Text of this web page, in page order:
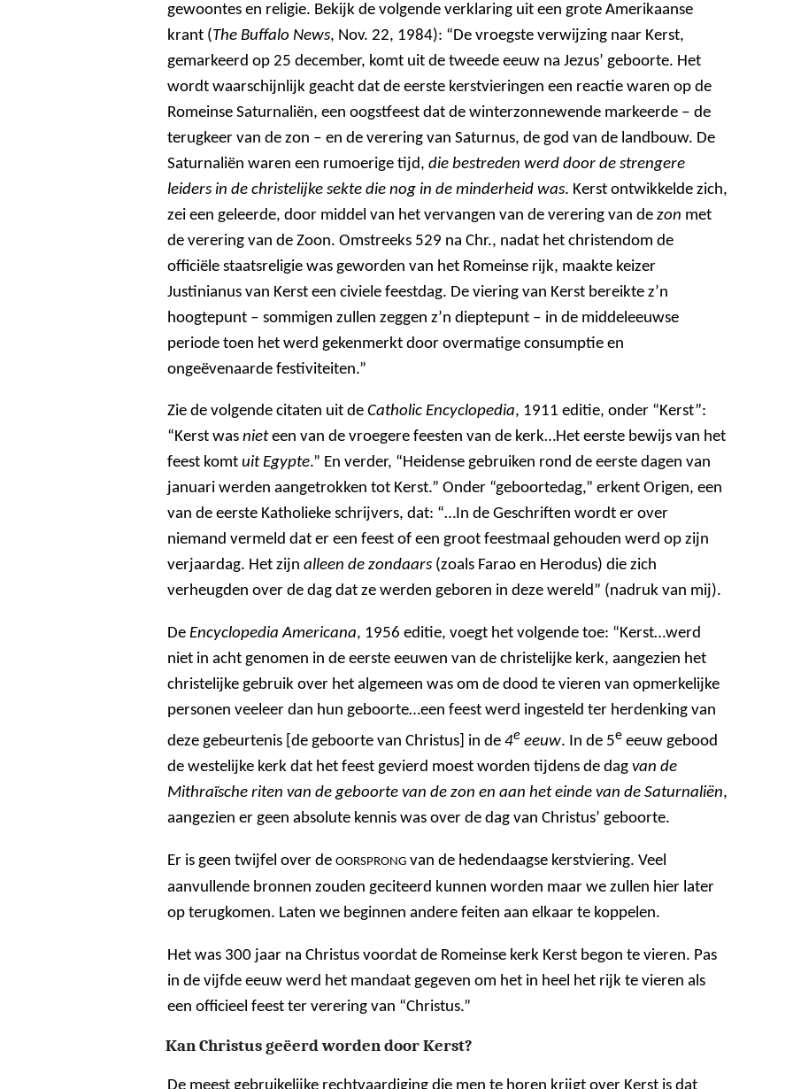
gewoontes en religie. Bekijk de volgende verklaring uit een grote Amerikaanse
krant (The Buffalo News, Nov. 22, 1984): “De vroegste verwijzing naar Kerst,
gemarkeerd op 25 december, komt uit de tweede eeuw na Jezus’ geboorte. Het
wordt waarschijnlijk geacht dat de eerste kerstvieringen een reactie waren op de
Romeinse Saturnaliën, een oogstfeest dat de winterzonnewende markeerde ‒ de
terugkeer van de zon ‒ en de verering van Saturnus, de god van de landbouw. De
Saturnaliën waren een rumoerige tijd,die bestreden werd door de strengere
leiders in de christelijke sekte die nog in de minderheid was. Kerst ontwikkelde zich,
zei een geleerde, door middel van het vervangen van de verering van dezon met
de verering van de Zoon. Omstreeks 529 na Chr., nadat het christendom de
officiële staatsreligie was geworden van het Romeinse rijk, maakte keizer
Justinianus van Kerst een civiele feestdag. De viering van Kerst bereikte z’n
hoogtepunt ‒ sommigen zullen zeggen z’n dieptepunt ‒ in de middeleeuwse
periode toen het werd gekenmerkt door overmatige consumptie en
ongeëvenaarde festiviteiten.”
Zie de volgende citaten uit deCatholic Encyclopedia, 1911 editie, onder “Kerst”:
“Kerst wasnieteen van de vroegere feesten van de kerk…Het eerste bewijs van het
feest komt uit Egypte.” En verder, “Heidense gebruiken rond de eerste dagen van
januari werden aangetrokken tot Kerst.” Onder “geboortedag,” erkent Origen, een
van de eerste Katholieke schrijvers, dat: “…In de Geschriften wordt er over
niemand vermeld dat er een feest of een groot feestmaal gehouden werd op zijn
verjaardag. Het zijnalleen de zondaars (zoals Farao en Herodus) die zich
verheugden over de dag dat ze werden geboren in deze wereld” (nadruk van mij).
DeEncyclopedia Americana, 1956 editie, voegt het volgende toe: “Kerst…werd
niet in acht genomen in de eerste eeuwen van de christelijke kerk, aangezien het
christelijke gebruik over het algemeen was om de dood te vieren van opmerkelijke
personen veeleer dan hun geboorte…een feest werd ingesteld ter herdenking van
deze gebeurtenis [de geboorte van Christus] in de4e eeuw. In de 5e eeuw gebood
de westelijke kerk dat het feest gevierd moest worden tijdens de dagvan de
Mithraïsche riten van de geboorte van de zon en aan het einde van de Saturnaliën,
aangezien er geen absolute kennis was over de dag van Christus’ geboorte.
Er is geen twijfel over deOORSPRONG van de hedendaagse kerstviering. Veel
aanvullende bronnen zouden geciteerd kunnen worden maar we zullen hier later
op terugkomen. Laten we beginnen andere feiten aan elkaar te koppelen.
Het was 300 jaar na Christus voordat de Romeinse kerk Kerst begon te vieren. Pas
in de vijfde eeuw werd het mandaat gegeven om het in heel het rijk te vieren als
een officieel feest ter verering van “Christus.”
Kan Christus geëerd worden door Kerst?